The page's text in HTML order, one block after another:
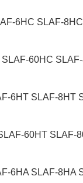
6HC SLAF-
60HC
6HT SLAF-8HT
60HT
6HA SLAF-8HA